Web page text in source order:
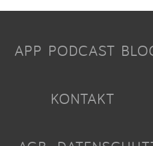
APP PODCAST
KONTAKT